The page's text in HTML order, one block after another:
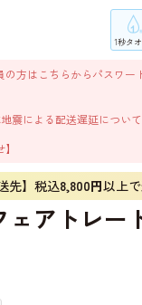
1秒タ
の方はこちらからパスワ
震による配送遅延について
先】税込8,800円以上で
ェアトレー